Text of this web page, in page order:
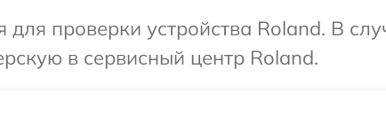
проверки устройства Roland. В
в сервисный центр Roland.